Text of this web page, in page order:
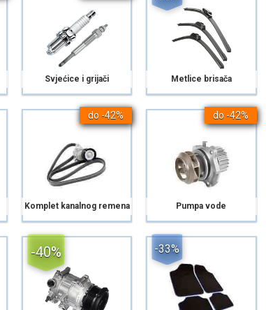
Svjećice i grijači Metlice brisača
Komplet kanalnog remena
do -42%
Pumpa vode
do -42%
-40% -33%